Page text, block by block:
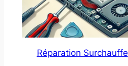
Réparation Surchauffe